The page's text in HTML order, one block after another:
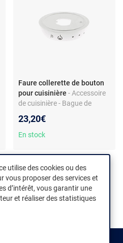
Faure collerette de bouton
pour cuisinière - Accessoire
de cuisinière - Bague de
Compatible modèle Faure
CGC6011W - Couleur blanc -
23,20€
En stock
3
utilise des cookies ou des
vous proposer des services et
d’intérêt, vous garantir une
et réaliser des statistiques